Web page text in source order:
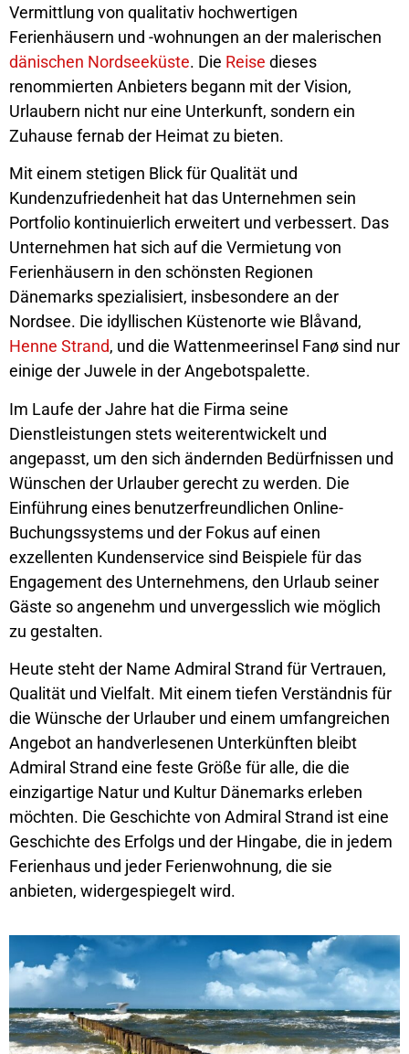
Vermittlung von qualitativ hochwertigen
Ferienhäusern und -wohnungen an der malerischen
dänischen Nordseeküste. Die Reise dieses
renommierten Anbieters begann mit der Vision,
Urlaubern nicht nur eine Unterkunft, sondern ein
Zuhause fernab der Heimat zu bieten.
Mit einem stetigen Blick für Qualität und
Kundenzufriedenheit hat das Unternehmen sein
Portfolio kontinuierlich erweitert und verbessert. Das
Unternehmen hat sich auf die Vermietung von
Ferienhäusern in den schönsten Regionen
Dänemarks spezialisiert, insbesondere an der
Nordsee. Die idyllischen Küstenorte wie Blåvand,
Henne Strand, und die Wattenmeerinsel Fanø sind nur
einige der Juwele in der Angebotspalette.
Im Laufe der Jahre hat die Firma seine
Dienstleistungen stets weiterentwickelt und
angepasst, um den sich ändernden Bedürfnissen und
Wünschen der Urlauber gerecht zu werden. Die
Einführung eines benutzerfreundlichen Online-
Buchungssystems und der Fokus auf einen
exzellenten Kundenservice sind Beispiele für das
Engagement des Unternehmens, den Urlaub seiner
Gäste so angenehm und unvergesslich wie möglich
zu gestalten.
Heute steht der Name Admiral Strand für Vertrauen,
Qualität und Vielfalt. Mit einem tiefen Verständnis für
die Wünsche der Urlauber und einem umfangreichen
Angebot an handverlesenen Unterkünften bleibt
Admiral Strand eine feste Größe für alle, die die
einzigartige Natur und Kultur Dänemarks erleben
möchten. Die Geschichte von Admiral Strand ist eine
Geschichte des Erfolgs und der Hingabe, die in jedem
Ferienhaus und jeder Ferienwohnung, die sie
anbieten, widergespiegelt wird.